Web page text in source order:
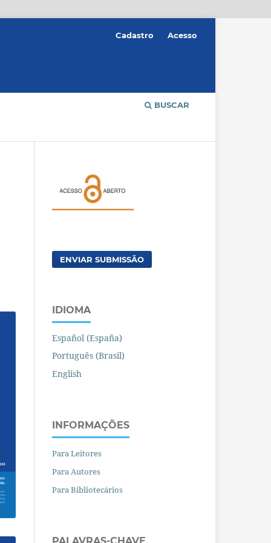
BUSCAR
Cadastro Acesso
ENVIAR SUBMISSÃO
IDIOMA
Español (España)
Português (Brasil)
English
INFORMAÇÕES
Para Leitores
Para Autores
Para Bibliotecários